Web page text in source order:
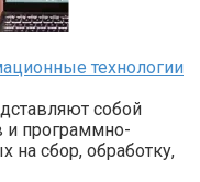
технологии
собой
и программно-
на сбор, обработку,